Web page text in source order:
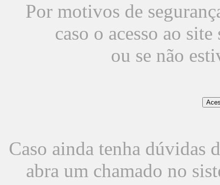
Por motivos de
caso o acesso ao
ou se não
Caso ainda tenha dúvidas
abra um chamado no